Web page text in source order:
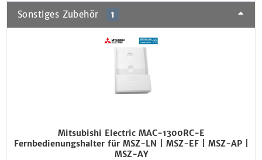
Sonstiges Zubehör 1
Mitsubishi Electric MAC-1300RC-E
Fernbedienungshalter für MSZ-LN | MSZ-EF | MSZ-AP |
MSZ-AY